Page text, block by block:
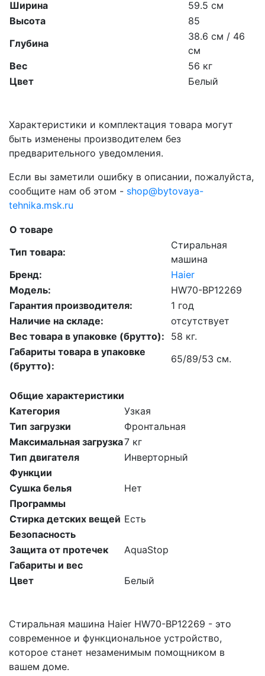
Ширина
59.5 см
Высота
85
Глубина
38.6 см / 46
см
Вес
56 кг
Цвет
Белый
Характеристики и комплектация товара могут
быть изменены производителем без
предварительного уведомления.
Если вы заметили ошибку в описании, пожалуйста,
сообщите нам об этом - shop@bytovaya-
tehnika.msk.ru
Стиральная машина Haier HW70-BP12269 - это
современное и функциональное устройство,
которое станет незаменимым помощником в
вашем доме.
О товаре
Тип товара:
Стиральная
машина
Бренд:
Haier
Модель:
HW70-BP12269
Гарантия производителя:
1 год
Наличие на складе:
отсутствует
Вес товара в упаковке (брутто):
58 кг.
Габариты товара в упаковке
(брутто):
65/89/53 см.
Общие характеристики
Категория
Узкая
Тип загрузки
Фронтальная
Максимальная загрузка7 кг
Тип двигателя
Инверторный
Функции
Сушка белья
Нет
Программы
Стирка детских вещей Есть
Безопасность
Защита от протечек
AquaStop
Габариты и вес
Цвет
Белый